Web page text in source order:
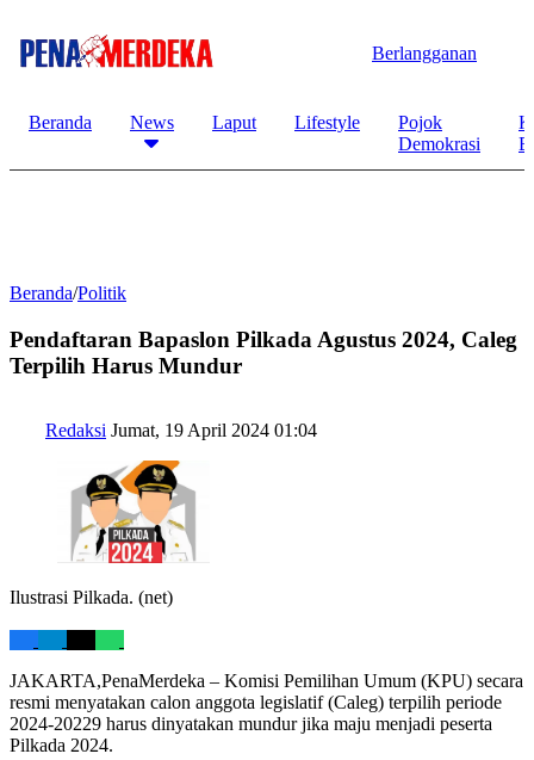
Berlangganan
Beranda News Laput Lifestyle
Pojok
Demokrasi
Beranda/Politik
Pendaftaran Bapaslon Pilkada Agustus 2024, Caleg
Terpilih Harus Mundur
Redaksi Jumat, 19 April 2024 01:04
Ilustrasi Pilkada. (net)
JAKARTA,PenaMerdeka – Komisi Pemilihan Umum (KPU) secara
resmi menyatakan calon anggota legislatif (Caleg) terpilih periode
2024-20229 harus dinyatakan mundur jika maju menjadi peserta
Pilkada 2024.